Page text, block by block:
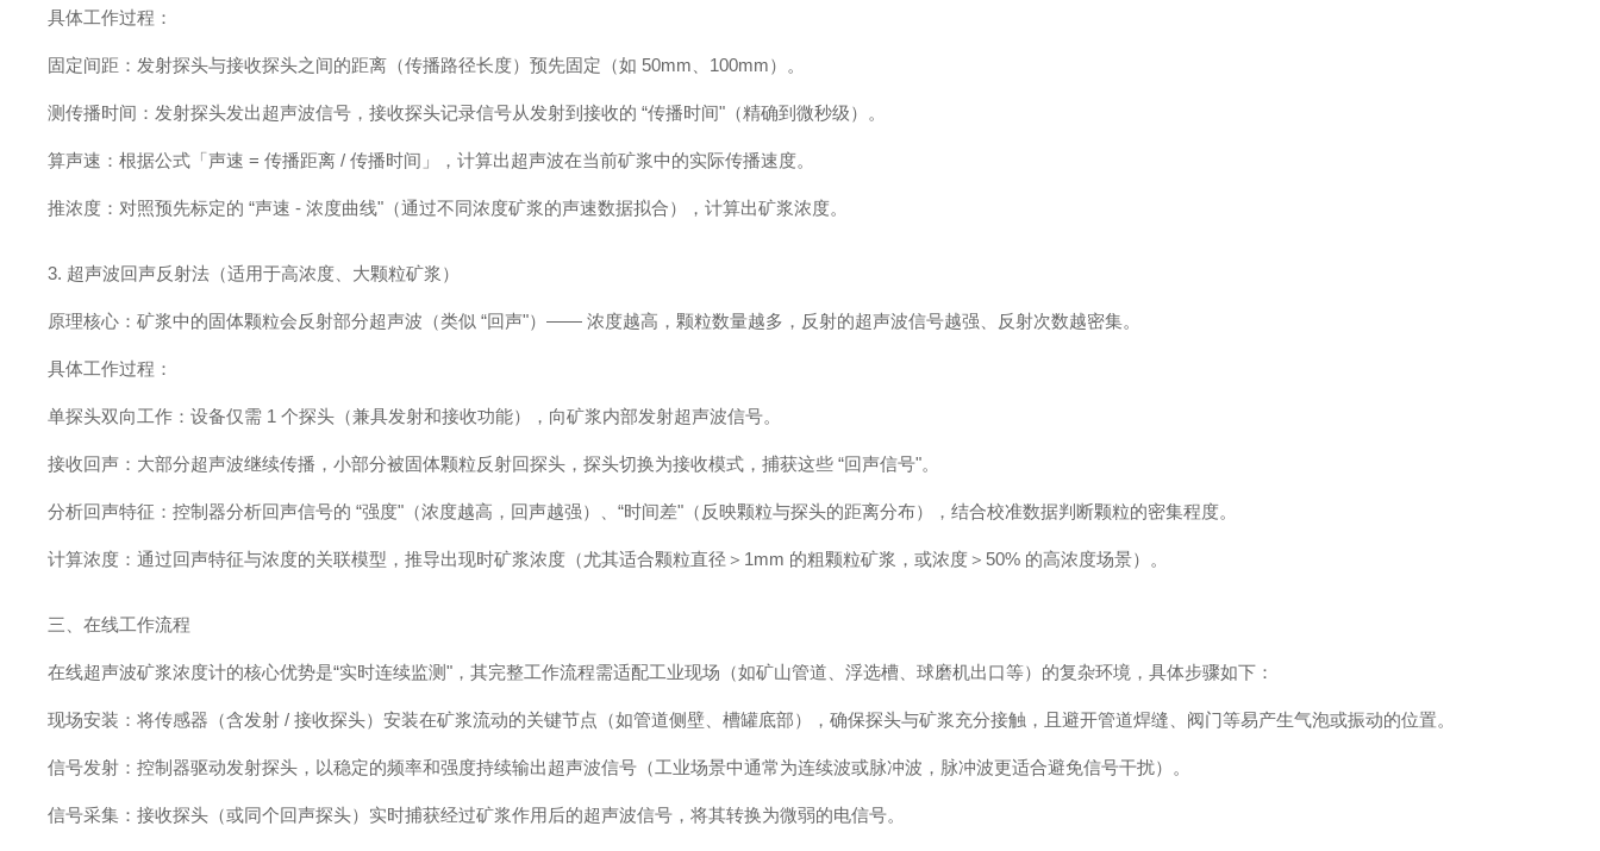
具体工作过程：
固定间距：发射探头与接收探头之间的距离（传播路径长度）预先固定（如 50mm、100mm）。
测传播时间：发射探头发出超声波信号，接收探头记录信号从发射到接收的 “传播时间"（精确到微秒级）。
算声速：根据公式「声速 = 传播距离 / 传播时间」，计算出超声波在当前矿浆中的实际传播速度。
推浓度：对照预先标定的 “声速 - 浓度曲线"（通过不同浓度矿浆的声速数据拟合），计算出矿浆浓度。
3. 超声波回声反射法（适用于高浓度、大颗粒矿浆）
原理核心：矿浆中的固体颗粒会反射部分超声波（类似 “回声"）—— 浓度越高，颗粒数量越多，反射的超声波信号越强、反射次数越密集。
具体工作过程：
单探头双向工作：设备仅需 1 个探头（兼具发射和接收功能），向矿浆内部发射超声波信号。
接收回声：大部分超声波继续传播，小部分被固体颗粒反射回探头，探头切换为接收模式，捕获这些 “回声信号"。
分析回声特征：控制器分析回声信号的 “强度"（浓度越高，回声越强）、“时间差"（反映颗粒与探头的距离分布），结合校准数据判断颗粒的密集程度。
计算浓度：通过回声特征与浓度的关联模型，推导出现时矿浆浓度（尤其适合颗粒直径＞1mm 的粗颗粒矿浆，或浓度＞50% 的高浓度场景）。
三、在线工作流程
在线超声波矿浆浓度计的核心优势是“实时连续监测"，其完整工作流程需适配工业现场（如矿山管道、浮选槽、球磨机出口等）的复杂环境，具体步骤如下：
现场安装：将传感器（含发射 / 接收探头）安装在矿浆流动的关键节点（如管道侧壁、槽罐底部），确保探头与矿浆充分接触，且避开管道焊缝、阀门等易产生气泡或振动的位置。
信号发射：控制器驱动发射探头，以稳定的频率和强度持续输出超声波信号（工业场景中通常为连续波或脉冲波，脉冲波更适合避免信号干扰）。
信号采集：接收探头（或同个回声探头）实时捕获经过矿浆作用后的超声波信号，将其转换为微弱的电信号。